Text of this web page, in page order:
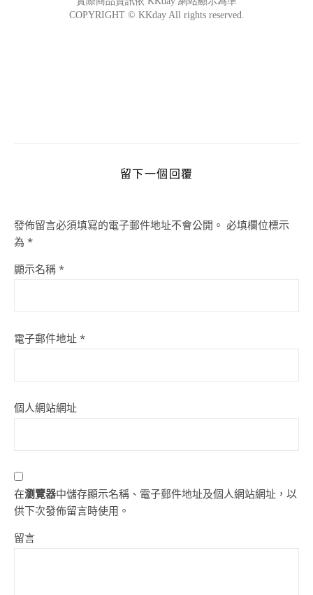
留下一個回覆
發佈留言必須填寫的電子郵件地址不會公開。 必填欄位標示
為 *
顯示名稱 *
電子郵件地址 *
個人網站網址
在瀏覽器中儲存顯示名稱、電子郵件地址及個人網站網址，以
供下次發佈留言時使用。
留言